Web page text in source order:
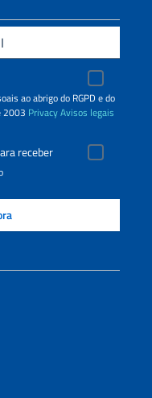
ao abrigo do RGPD e do
2003 PrivacyAvisos legais
receber